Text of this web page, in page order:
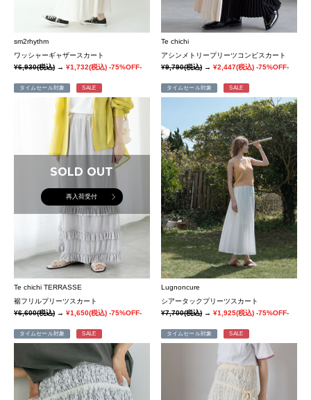
sm2rhythm
ワッシャーギャザースカート
¥6,930(税込) → ¥1,732(税込) -75%OFF-
Te chichi
アシンメトリープリーツコンビスカート
¥9,790(税込)→¥2,447(税込) -75%OFF-
タイムセール対象 SALE
SOLD OUT
再入荷受付
Te chichi TERRASSE
裾フリルプリーツスカート
¥6,600(税込) → ¥1,650(税込) -75%OFF-
タイムセール対象 SALE
Lugnoncure
シアータックプリーツスカート
¥7,700(税込)→¥1,925(税込) -75%OFF-
タイムセール対象 SALE タイムセール対象 SALE